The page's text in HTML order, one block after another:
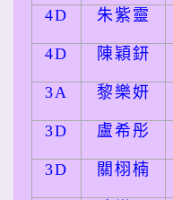
4D 朱紫靈
4D 陳穎鈃
3A 黎樂妍
3D 盧希彤
3D 關栩楠